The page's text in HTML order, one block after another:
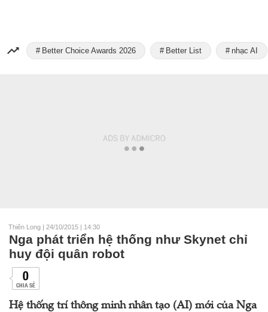
Better Choice Awards 2026 Better List nhạc AI
Thiên Long | 24/10/2015 | 14:30
Nga phát triển hệ thống như Skynet chỉ
huy đội quân robot
0
CHIA SẺ
Hệ thống trí thông minh nhân tạo (AI) mới của Nga